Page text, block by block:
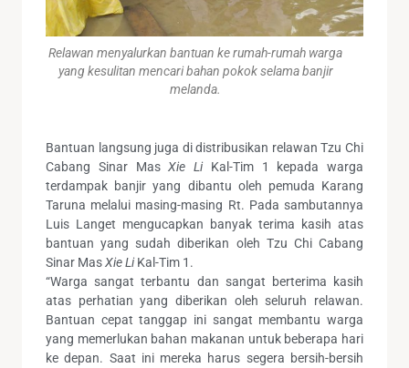
Relawan menyalurkan bantuan ke rumah-rumah warga
yang kesulitan mencari bahan pokok selama banjir
melanda.
Bantuan langsung juga di distribusikan relawan Tzu Chi
Cabang Sinar MasXie LiKal-Tim 1 kepada warga
terdampak banjir yang dibantu oleh pemuda Karang
Taruna melalui masing-masing Rt. Pada sambutannya
Luis Langet mengucapkan banyak terima kasih atas
bantuan yang sudah diberikan oleh Tzu Chi Cabang
Sinar MasXie LiKal-Tim 1.
“Warga sangat terbantu dan sangat berterima kasih
atas perhatian yang diberikan oleh seluruh relawan.
Bantuan cepat tanggap ini sangat membantu warga
yang memerlukan bahan makanan untuk beberapa hari
ke depan. Saat ini mereka harus segera bersih-bersih